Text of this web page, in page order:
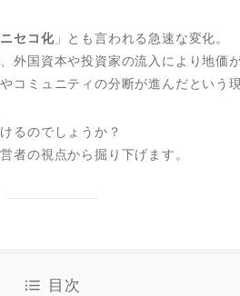
セコ化」とも言われる急速な変化。
外国資本や投資家の流入により地価
コミュニティの分断が進んだという
るのでしょうか？
者の視点から掘り下げます。
目次